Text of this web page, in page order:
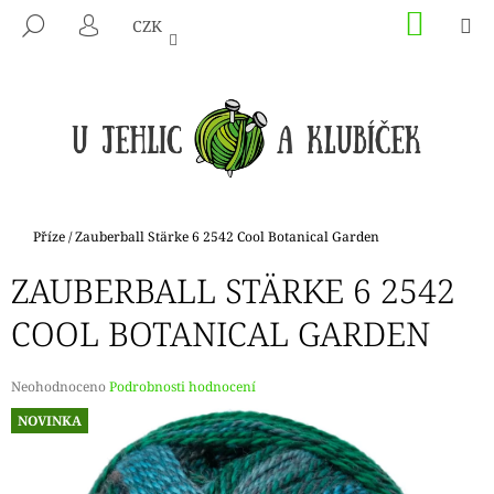
HLEDAT
PŘIHLÁŠENÍ
CZK KOŠÍK
Domů
Příze/Zauberball Stärke 6 2542 Cool Botanical Garden
ZAUBERBALL STÄRKE 6 2542
COOL BOTANICAL GARDEN
Průměrné
hodnocení
produktu
NeohodnocenoPodrobnosti hodnocení
NOVINKA
T
E
B
U
J
E
T